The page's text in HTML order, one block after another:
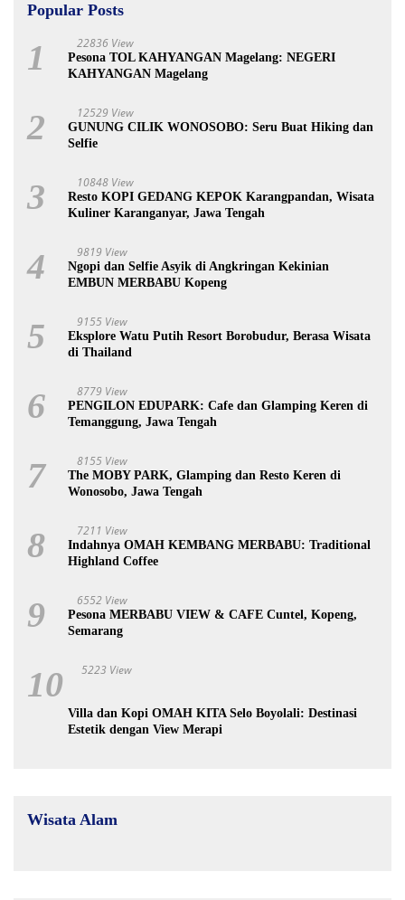
Popular Posts
1 22836 View
Pesona TOL KAHYANGAN Magelang: NEGERI
KAHYANGAN Magelang
2 12529 View
GUNUNG CILIK WONOSOBO: Seru Buat Hiking dan
Selfie
3 10848 View
Resto KOPI GEDANG KEPOK Karangpandan, Wisata
Kuliner Karanganyar, Jawa Tengah
4 9819 View
Ngopi dan Selfie Asyik di Angkringan Kekinian
EMBUN MERBABU Kopeng
5 9155 View
Eksplore Watu Putih Resort Borobudur, Berasa Wisata
di Thailand
6 8779 View
PENGILON EDUPARK: Cafe dan Glamping Keren di
Temanggung, Jawa Tengah
7 8155 View
The MOBY PARK, Glamping dan Resto Keren di
Wonosobo, Jawa Tengah
8 7211 View
Indahnya OMAH KEMBANG MERBABU: Traditional
Highland Coffee
9 6552 View
Pesona MERBABU VIEW & CAFE Cuntel, Kopeng,
Semarang
10 5223 View
Villa dan Kopi OMAH KITA Selo Boyolali: Destinasi
Estetik dengan View Merapi
Wisata Alam